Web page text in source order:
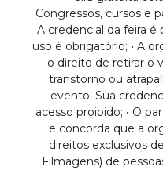
Congressos, cursos e
A credencial da feira é
uso é obrigatório; • A
o direito de retirar o
transtorno ou
evento. Sua
acesso proibido; • O
e concorda que a
direitos exclusivos
Filmagens) de